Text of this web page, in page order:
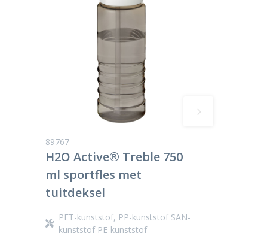
89767
H2O Active® Treble 750
ml sportfles met
tuitdeksel
PET-kunststof, PP-kunststof SAN-
kunststof PE-kunststof